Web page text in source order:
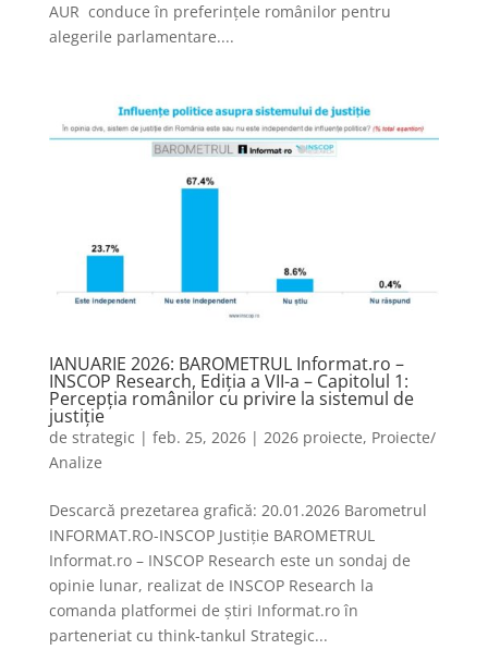
AUR conduce în preferințele românilor pentru
alegerile parlamentare....
IANUARIE 2026: BAROMETRUL Informat.ro –
INSCOP Research, Ediția a VII-a – Capitolul 1:
Percepția românilor cu privire la sistemul de
justiție
de strategic | feb. 25, 2026| 2026 proiecte, Proiecte/
Analize
Descarcă prezetarea grafică: 20.01.2026 Barometrul
INFORMAT.RO-INSCOP Justiție BAROMETRUL
Informat.ro – INSCOP Research este un sondaj de
opinie lunar, realizat de INSCOP Research la
comanda platformei de știri Informat.ro în
parteneriat cu think-tankul Strategic...